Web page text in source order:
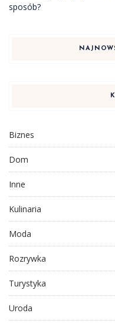
sposób?
Biznes
Dom
Inne
Kulinaria
Moda
Rozrywka
Turystyka
Uroda